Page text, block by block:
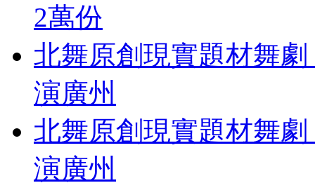
2萬份
北舞原創現實題材舞
演廣州
北舞原創現實題材舞
演廣州